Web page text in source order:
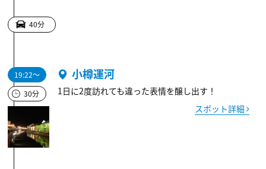
40分
19:22～
30分
小樽運河
1日に2度訪れても違った表情を醸し出す！
スポット詳細